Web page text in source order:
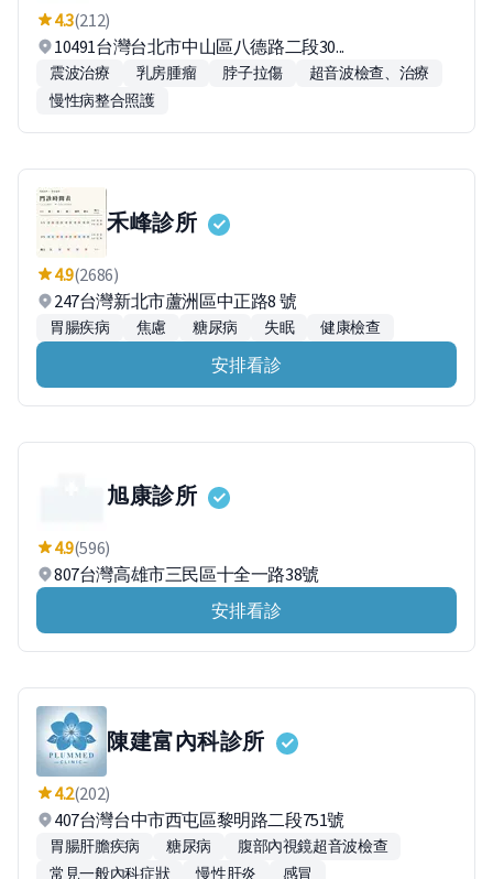
4.3(212)
10491台灣台北市中山區八德路二段30...
震波治療 乳房腫瘤 脖子拉傷
超音波檢查、治療
慢性病整合照護
禾峰診所
4.9(2686)
247台灣新北市蘆洲區中正路8 號
胃腸疾病 焦慮 糖尿病 失眠 健康檢查
安排看診
旭康診所
4.9(596)
807台灣高雄市三民區十全一路38號
安排看診
陳建富內科診所
4.2(202)
407台灣台中市西屯區黎明路二段751號
胃腸肝膽疾病 糖尿病
腹部內視鏡超音波檢查
常見一般內科症狀
慢性肝炎 感冒